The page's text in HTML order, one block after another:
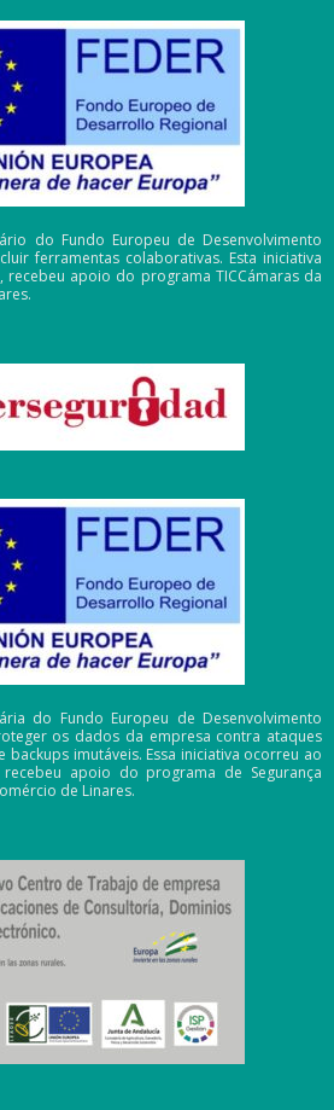
do Fundo Europeu de Desenvolvimento
ferramentas colaborativas. Esta iniciativa
recebeu apoio do programa TICCámaras da
do Fundo Europeu de Desenvolvimento
os dados da empresa contra ataques
imutáveis. Essa iniciativa ocorreu ao
apoio do programa de Segurança
de Linares.